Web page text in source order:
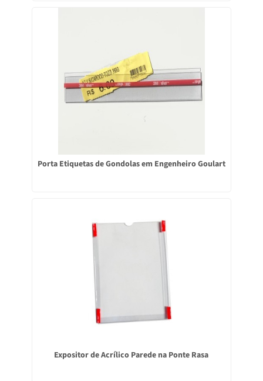
Porta Etiquetas de Gondolas em Engenheiro Goulart
Expositor de Acrílico Parede na Ponte Rasa